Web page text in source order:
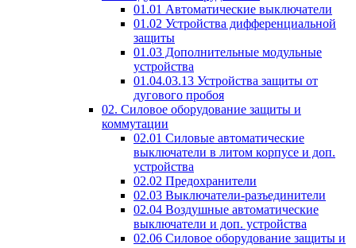
01.01 Автоматические выключатели
01.02 Устройства дифференциальной
защиты
01.03 Дополнительные модульные
устройства
01.04.03.13 Устройства защиты от
дугового пробоя
02. Силовое оборудование защиты и
коммутации
02.01 Силовые автоматические
выключатели в литом корпусе и доп.
устройства
02.02 Предохранители
02.03 Выключатели-разъединители
02.04 Воздушные автоматические
выключатели и доп. устройства
02.06 Силовое оборудование защиты и